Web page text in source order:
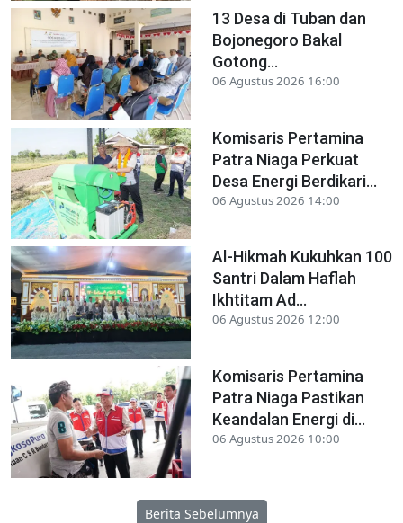
13 Desa di Tuban dan
Bojonegoro Bakal
Gotong...
06 Agustus 2026 16:00
Komisaris Pertamina
Patra Niaga Perkuat
Desa Energi Berdikari...
06 Agustus 2026 14:00
Al-Hikmah Kukuhkan 100
Santri Dalam Haflah
Ikhtitam Ad...
06 Agustus 2026 12:00
Komisaris Pertamina
Patra Niaga Pastikan
Keandalan Energi di...
06 Agustus 2026 10:00
Berita Sebelumnya